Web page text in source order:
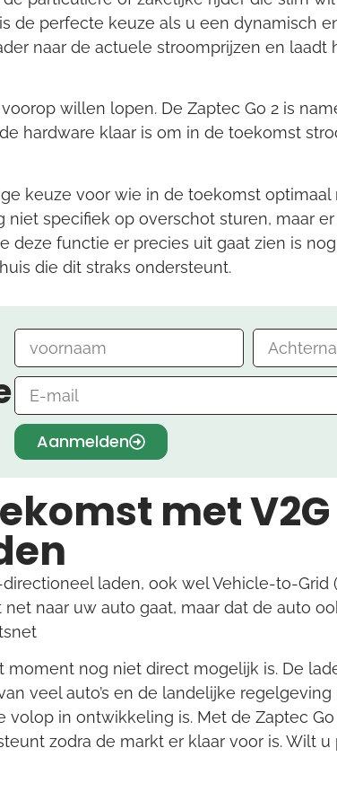
de perfecte keuze als u een dynamisch
naar de actuele stroomprijzen en laadt
willen lopen. De Zaptec Go 2 is
hardware klaar is om in de toekomst
keuze voor wie in de toekomst
specifiek op overschot sturen, maar
deze functie er precies uit gaat zien is
die dit straks ondersteunt.
Aanmelden
met
laden, ook wel Vehicle-to-Grid
naar uw auto gaat, maar dat de auto
nog niet direct mogelijk is. De
veel auto’s en de landelijke
in ontwikkeling is. Met de Zaptec
zodra de markt er klaar voor is. Wilt